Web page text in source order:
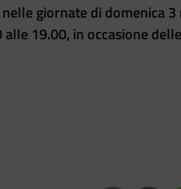
giornate di domenica 3
19.00, in occasione